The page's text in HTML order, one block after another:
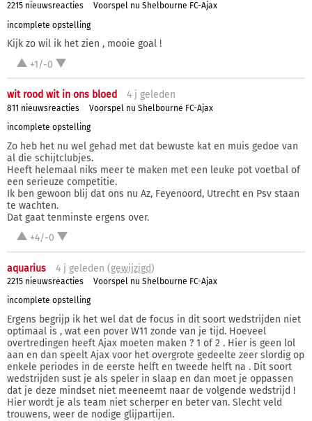
2215 nieuwsreacties
Voorspel nu Shelbourne FC-Ajax
incomplete opstelling
Kijk zo wil ik het zien , mooie goal !
+1/-0
wit rood wit in ons bloed 4 j geleden
811 nieuwsreacties
Voorspel nu Shelbourne FC-Ajax
incomplete opstelling
Zo heb het nu wel gehad met dat bewuste kat en muis gedoe van
al die schijtclubjes.
Heeft helemaal niks meer te maken met een leuke pot voetbal of
een serieuze competitie.
Ik ben gewoon blij dat ons nu Az, Feyenoord, Utrecht en Psv staan
te wachten.
Dat gaat tenminste ergens over.
+4/-0
aquarius 4 j geleden (gewijzigd)
2215 nieuwsreacties
Voorspel nu Shelbourne FC-Ajax
incomplete opstelling
Ergens begrijp ik het wel dat de focus in dit soort wedstrijden niet
optimaal is , wat een pover W11 zonde van je tijd. Hoeveel
overtredingen heeft Ajax moeten maken ? 1 of 2 . Hier is geen lol
aan en dan speelt Ajax voor het overgrote gedeelte zeer slordig op
enkele periodes in de eerste helft en tweede helft na . Dit soort
wedstrijden sust je als speler in slaap en dan moet je oppassen
dat je deze mindset niet meeneemt naar de volgende wedstrijd !
Hier wordt je als team niet scherper en beter van. Slecht veld
trouwens, weer de nodige glijpartijen.